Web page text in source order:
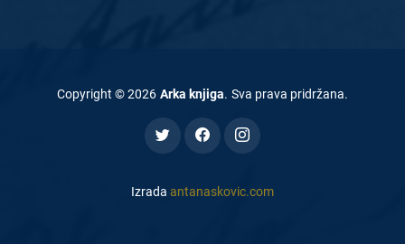
Copyright ©2026 Arka knjiga. Sva prava pridržana.
Izrada antanaskovic.com